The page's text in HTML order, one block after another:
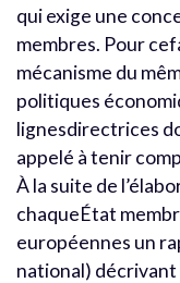
qui exige une
membres. Pour
mécanisme du
politiques
lignesdirectrices
appelé à tenir
À la suite de
chaqueÉtat
européennes un
national)